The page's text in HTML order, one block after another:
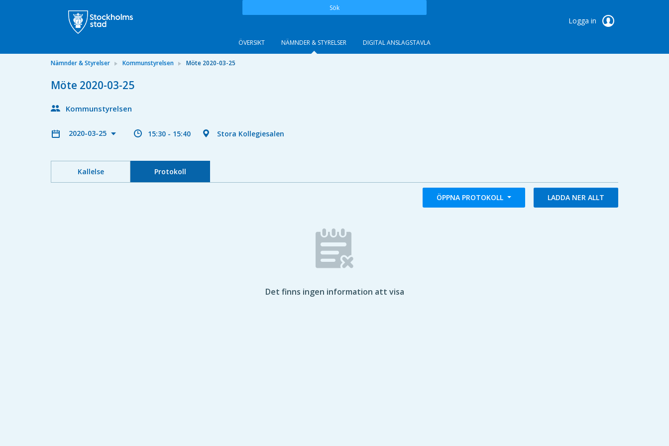
Sök
Logga in
ÖVERSIKT NÄMNDER & STYRELSER DIGITAL ANSLAGSTAVLA
Nämnder & Styrelser Kommunstyrelsen Möte 2020-03-25
Möte 2020-03-25
Kommunstyrelsen
2020-03-25 15:30 - 15:40 Stora Kollegiesalen
Kallelse Protokoll
ÖPPNA PROTOKOLL LADDA NER ALLT
Det finns ingen information att visa